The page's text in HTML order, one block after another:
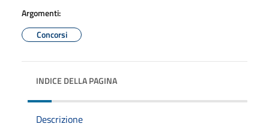
Argomenti:
Concorsi
INDICE DELLA PAGINA
Descrizione